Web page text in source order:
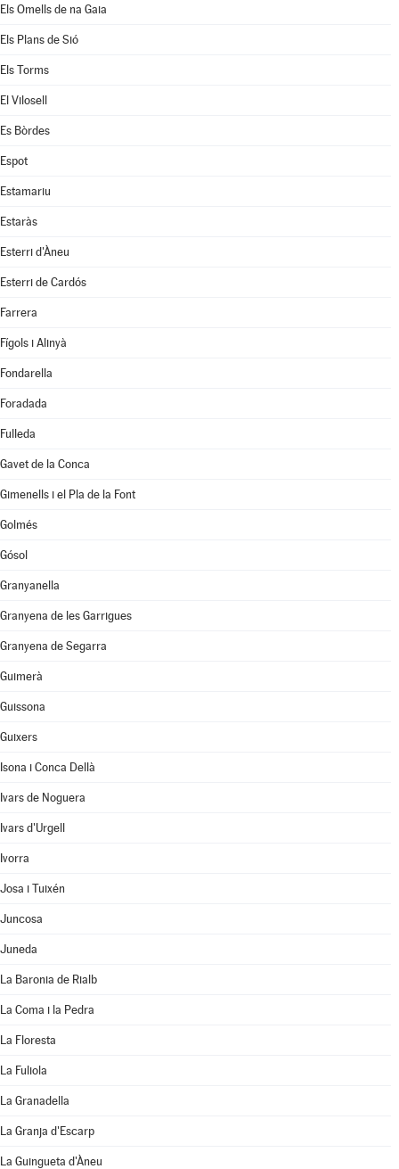
Els Omells de na Gaia
Els Plans de Sió
Els Torms
El Vilosell
Es Bòrdes
Espot
Estamariu
Estaràs
Esterri d'Àneu
Esterri de Cardós
Farrera
Fígols i Alinyà
Fondarella
Foradada
Fulleda
Gavet de la Conca
Gimenells i el Pla de la Font
Golmés
Gósol
Granyanella
Granyena de les Garrigues
Granyena de Segarra
Guimerà
Guissona
Guixers
Isona i Conca Dellà
Ivars de Noguera
Ivars d'Urgell
Ivorra
Josa i Tuixén
Juncosa
Juneda
La Baronia de Rialb
La Coma i la Pedra
La Floresta
La Fuliola
La Granadella
La Granja d'Escarp
La Guingueta d'Àneu